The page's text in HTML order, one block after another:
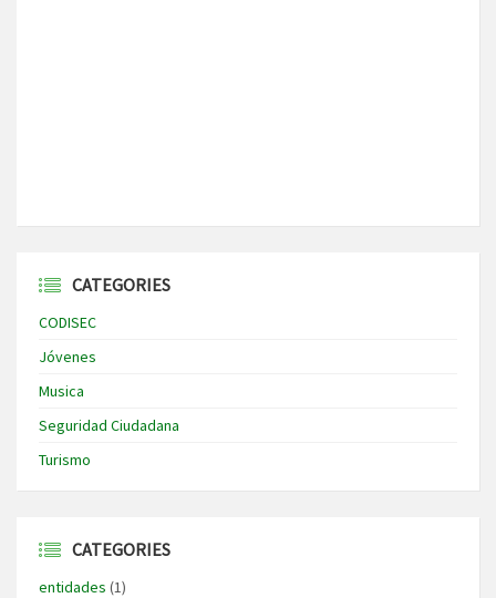
CATEGORIES
CODISEC
Jóvenes
Musica
Seguridad Ciudadana
Turismo
CATEGORIES
entidades (1)